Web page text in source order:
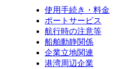
使用手続き・料金
ポートサービス
航行時の注意等
船舶動静関係
企業立地関連
港湾周辺企業